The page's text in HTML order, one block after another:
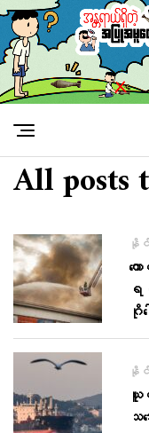
All
နို
က
ရ
ဂို
နို
ယူ
သ